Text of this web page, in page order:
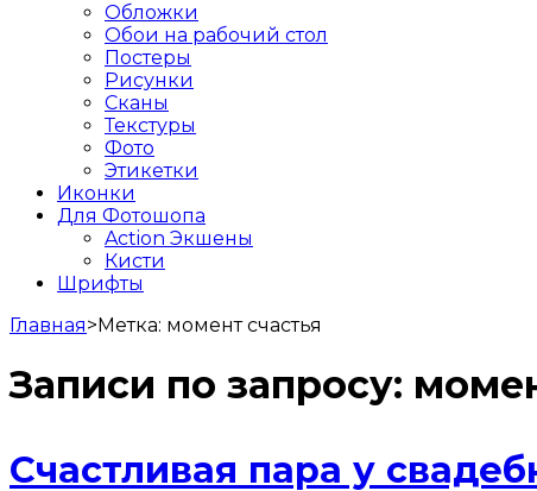
Обложки
Обои на рабочий стол
Постеры
Рисунки
Сканы
Текстуры
Фото
Этикетки
Иконки
Для Фотошопа
Action Экшены
Кисти
Шрифты
Главная>Метка: момент счастья
Записи по запросу:
Счастливая пара у